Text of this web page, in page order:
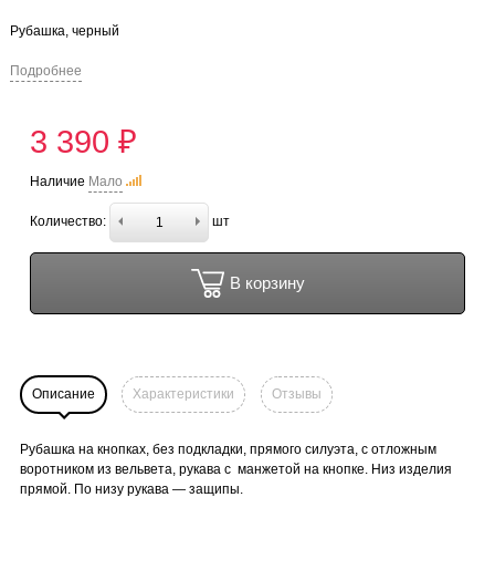
Рубашка, черный
Подробнее
3 390 ₽
Наличие Мало
Количество: шт
В корзину
Описание Характеристики Отзывы
Рубашка на кнопках, без подкладки, прямого силуэта, с отложным
воротником из вельвета, рукава с манжетой на кнопке. Низ изделия
прямой. По низу рукава — защипы.